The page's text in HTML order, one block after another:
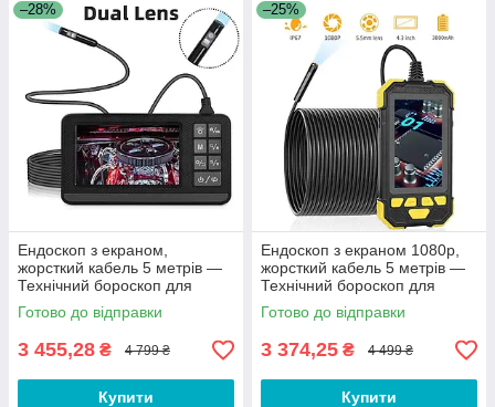
–28%
Ендоскоп з екраном,
жорсткий кабель 5 метрів —
Технічний бороскоп для
телефону та смартфону FG8
Готово до відправки
3 455,28 ₴ 4 799 ₴
Купити
–25%
Ендоскоп з екраном 1080p,
жорсткий кабель 5 метрів —
Технічний бороскоп для
телефону
Готово до відправки
3 374,25 ₴ 4 499 ₴
Купити